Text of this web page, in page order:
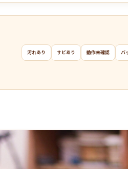
汚れあり サビあり 動作未確認 バ